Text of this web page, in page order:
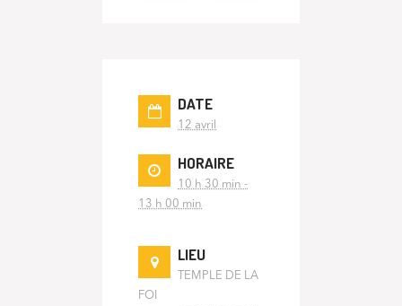
DATE
12 avril
HORAIRE
10 h 30 min -
13 h 00 min
LIEU
TEMPLE DE LA
FOI